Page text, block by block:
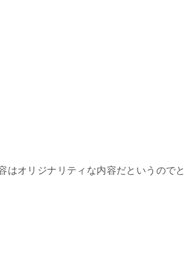
はオリジナリティな内容だというのでと